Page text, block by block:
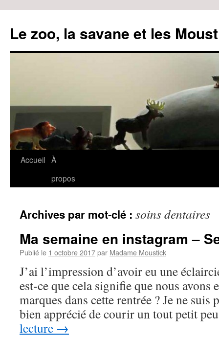
Le zoo, la savane et les
Aller
Accueil À
propos
Archives par mot-clé : soins dentaires
Ma semaine en instagram –
Publié le 1 octobre 2017par Madame Moustick
J’ai l’impression d’avoir eu une
est-ce que cela signifie que nous avons
marques dans cette rentrée ? Je ne suis
bien apprécié de courir un tout petit
lecture →